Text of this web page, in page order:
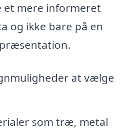
mere informeret
og ikke bare på en
at vælge
som træ, metal